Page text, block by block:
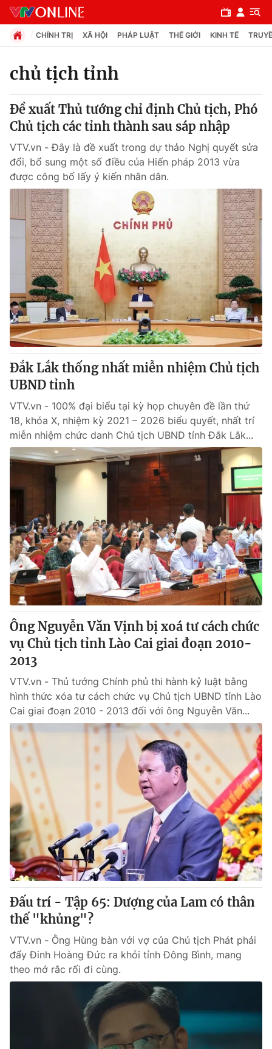
Chuyên mục
Chính trị
Xã hội
Pháp luật
Thế giới
Tin tức
Thế giới đó đây
Câu chuyện quốc tế
Kinh tế
Tài chính
Thị trường
Góc doanh nghiệp
Dữ liệu và đời sống
Truyền hình
Hậu trường
Nhân vật
Khán giả
Giải sao mai
Giải trí
Điện ảnh
Âm nhạc
Đời sống
Du lịch
Làm đẹp
Chất lượng cuộc sống
Tuyển sinh
Học trực tuyến
Công nghệ
Hitech Công nghệ tương lai
Sản phẩm
Thị trường
Tư vấn
Giao lưu trực tuyến
Lịch phát sóng
Chuyên mục khác
Emagazine Podcast
Photo Infographic
Video Shorts video
VTV Money VTV Thể thao
VTV Sức khoẻ Bất động sản
Thị trường 24h Tấm lòng Việt
VTV4 Vươn mình bằng AI
VTV9 VTV8
Liên hệ tòa soạn
CHÍNH TRỊ XÃ HỘI PHÁP LUẬT THẾ GIỚI KINH TẾ
chủ tịch tỉnh
Đề xuất Thủ tướng chỉ định Chủ tịch, Phó
Chủ tịch các tỉnh thành sau sáp nhập
VTV.vn - Đây là đề xuất trong dự thảo Nghị quyết sửa
đổi, bổ sung một số điều của Hiến pháp 2013 vừa
được công bố lấy ý kiến nhân dân.
Đắk Lắk thống nhất miễn nhiệm Chủ tịch
UBND tỉnh
VTV.vn - 100% đại biểu tại kỳ họp chuyên đề lần thứ
18, khóa X, nhiệm kỳ 2021 – 2026 biểu quyết, nhất trí
miễn nhiệm chức danh Chủ tịch UBND tỉnh Đắk Lắk...
Ông Nguyễn Văn Vịnh bị xoá tư cách chức
vụ Chủ tịch tỉnh Lào Cai giai đoạn 2010-
2013
VTV.vn - Thủ tướng Chính phủ thi hành kỷ luật bằng
hình thức xóa tư cách chức vụ Chủ tịch UBND tỉnh Lào
Cai giai đoạn 2010 - 2013 đối với ông Nguyễn Văn...
Đấu trí - Tập 65: Dượng của Lam có thân
thế "khủng"?
VTV.vn - Ông Hùng bàn với vợ của Chủ tịch Phát phải
đẩy Đinh Hoàng Đức ra khỏi tỉnh Đông Bình, mang
theo mớ rắc rối đi cùng.